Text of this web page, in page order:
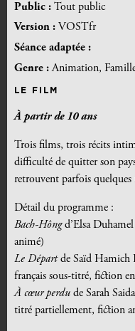
Public : Tout public
Version : VOSTfr
Séance adaptée :
Genre :Animation,
LE FILM
À partir de 10 ans
Trois films, trois récits
difficulté de quitter son
retrouvent parfois quelques
Détail du programme :
Bach-Hông d’Elsa
animé)
Le Départde Saïd Hamich
français sous-titré, fiction
À cœur perdu de Sarah
titré partiellement, fiction